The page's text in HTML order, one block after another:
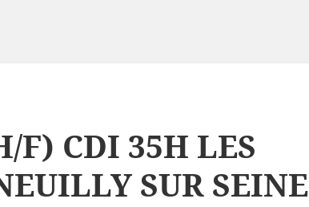
F) CDI 35H LES
SUR SEINE